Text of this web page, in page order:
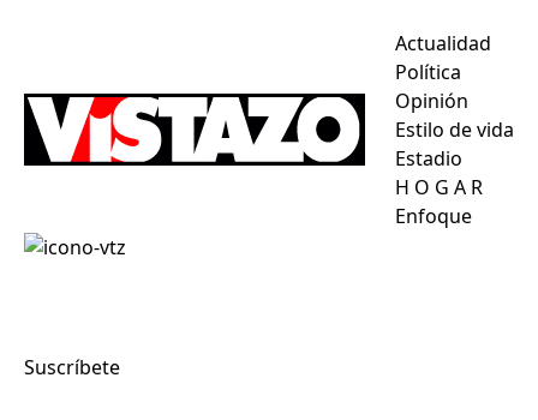
Actualidad
Política
Opinión
Estilo de vida
Estadio
H O G A R
Enfoque
Suscríbete